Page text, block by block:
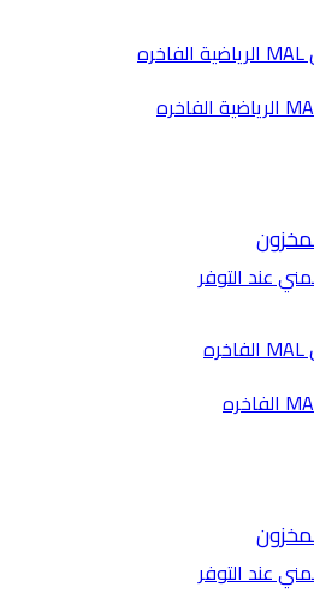
عند التوفر
عند التوفر